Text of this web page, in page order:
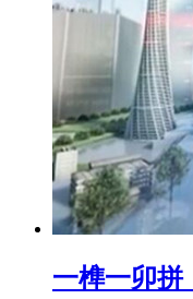
一榫一卯拼